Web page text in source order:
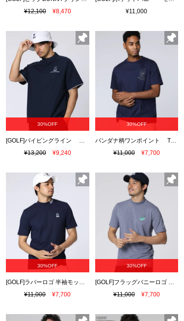
¥12,100
¥8,470
¥11,000
30%OFF
[GOLF]パイピングライン ナイロンショルダージップラグランTシャツ
¥13,200
¥9,240
30%OFF
バンダナ柄ワンポイント Tシャツ
¥11,000
¥7,700
30%OFF
[GOLF]ラバーロゴ 半袖モックネックTシャツ
¥11,000
¥7,700
30%OFF
[GOLF]フラッグバニーロゴ メランジモックネックTシャツ
¥11,000
¥7,700